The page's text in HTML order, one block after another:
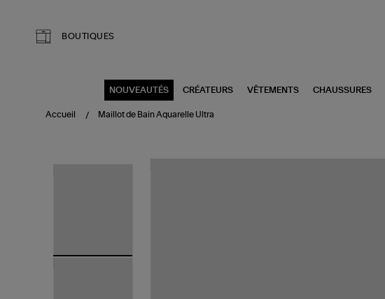
BOUTIQUES
NOUVEAUTÉS CRÉATEURS VÊTEMENTS CHAUSSURES
Accueil Maillot de Bain Aquarelle Ultra